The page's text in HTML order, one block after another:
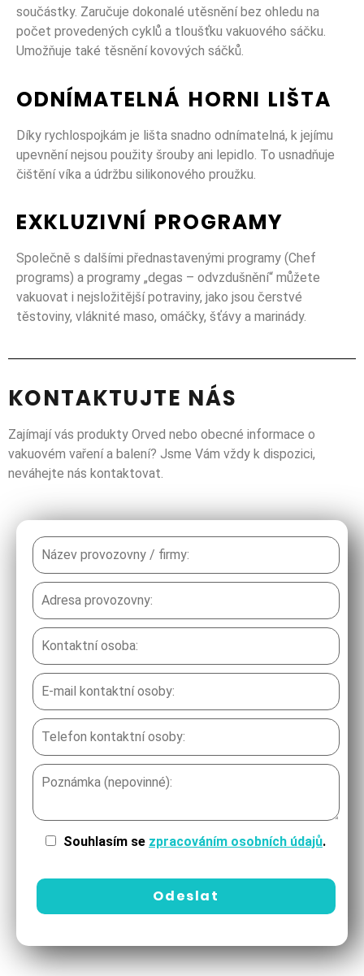
součástky. Zaručuje dokonalé utěsnění bez ohledu na
počet provedených cyklů a tloušťku vakuového sáčku.
Umožňuje také těsnění kovových sáčků.
ODNÍMATELNÁ HORNI LIŠTA
Díky rychlospojkám je lišta snadno odnímatelná, k jejímu
upevnění nejsou použity šrouby ani lepidlo. To usnadňuje
čištění víka a údržbu silikonového proužku.
EXKLUZIVNÍ PROGRAMY
Společně s dalšími přednastavenými programy (Chef
programs) a programy „degas – odvzdušnění“ můžete
vakuovat i nejsložitější potraviny, jako jsou čerstvé
těstoviny, vláknité maso, omáčky, šťávy a marinády.
KONTAKTUJTE NÁS
Zajímají vás produkty Orved nebo obecné informace o
vakuovém vaření a balení? Jsme Vám vždy k dispozici,
neváhejte nás kontaktovat.
Souhlasím se zpracováním osobních údajů.